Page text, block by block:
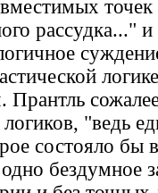
рассудка..." и
Прантль
логиков, "ведь
состояло бы
одно бездумное